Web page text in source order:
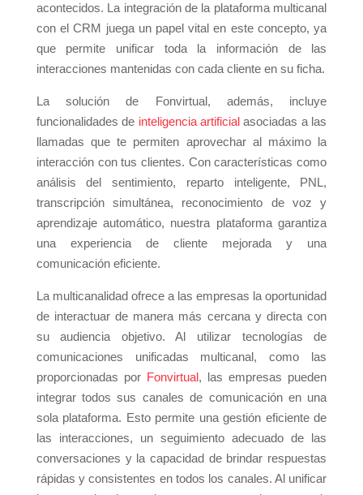
acontecidos. La integración de la plataforma multicanal
con el CRM juega un papel vital en este concepto, ya
que permite unificar toda la información de las
interacciones mantenidas con cada cliente en su ficha.
La solución de Fonvirtual, además, incluye
funcionalidades de inteligencia artificial asociadas a las
llamadas que te permiten aprovechar al máximo la
interacción con tus clientes. Con características como
análisis del sentimiento, reparto inteligente, PNL,
transcripción simultánea, reconocimiento de voz y
aprendizaje automático, nuestra plataforma garantiza
una experiencia de cliente mejorada y una
comunicación eficiente.
La multicanalidad ofrece a las empresas la oportunidad
de interactuar de manera más cercana y directa con
su audiencia objetivo. Al utilizar tecnologías de
comunicaciones unificadas multicanal, como las
proporcionadas por Fonvirtual, las empresas pueden
integrar todos sus canales de comunicación en una
sola plataforma. Esto permite una gestión eficiente de
las interacciones, un seguimiento adecuado de las
conversaciones y la capacidad de brindar respuestas
rápidas y consistentes en todos los canales. Al unificar